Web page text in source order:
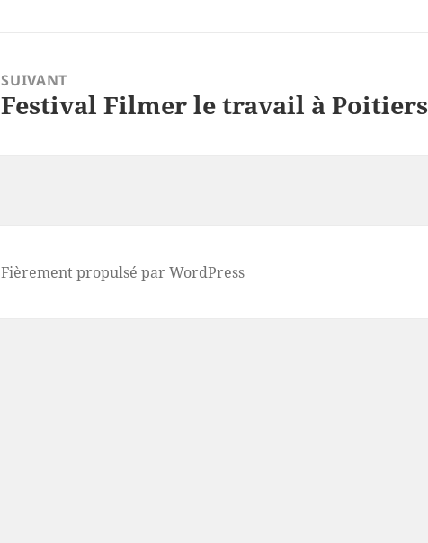
SUIVANT
Article
Festival Filmer le travail à Poitiers
Fièrement propulsé par WordPress